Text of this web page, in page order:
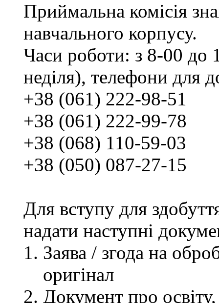
Приймальна комісія
навчального корпусу.
Часи роботи: з 8-00 до
неділя), телефони для
+38 (061) 222-98-51
+38 (061) 222-99-78
+38 (068) 110-59-03
+38 (050) 087-27-15
Для вступу для
надати наступні
Заява / згода на
оригінал
Документ про освіту,